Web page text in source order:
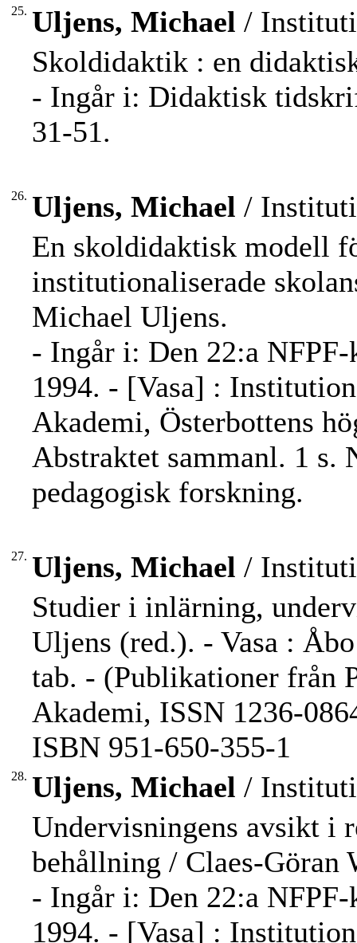
25. Uljens, Michael /
Skoldidaktik : en
- Ingår i: Didaktisk
31-51.
26. Uljens, Michael /
En skoldidaktisk modell
institutionaliserade
Michael Uljens.
- Ingår i: Den 22:a NFPF-
1994. - [Vasa] :
Akademi, Österbottens
Abstraktet sammanl. 1 s.
pedagogisk forskning.
27. Uljens, Michael /
Studier i inlärning,
Uljens (red.). - Vasa :
tab. - (Publikationer från
Akademi, ISSN 1236-
ISBN 951-650-355-1
28. Uljens, Michael /
Undervisningens avsikt i
behållning / Claes-Göran
- Ingår i: Den 22:a NFPF-
1994. - [Vasa] :